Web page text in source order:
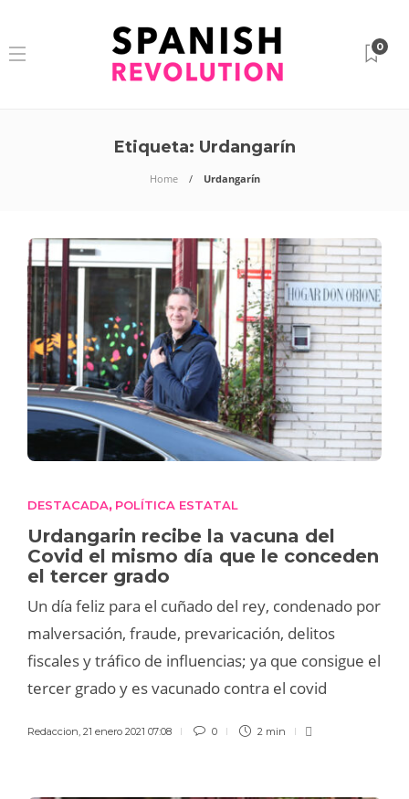
0
Etiqueta: Urdangarín
Home Urdangarín
DESTACADA, POLÍTICA ESTATAL
Urdangarin recibe la vacuna del
Covid el mismo día que le conceden
el tercer grado
Un día feliz para el cuñado del rey, condenado por
malversación, fraude, prevaricación, delitos
fiscales y tráfico de influencias; ya que consigue el
tercer grado y es vacunado contra el covid
Redaccion, 21 enero 2021 07:08 0 2 min